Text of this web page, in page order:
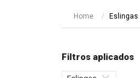
Home Eslingas
Filtros aplicados